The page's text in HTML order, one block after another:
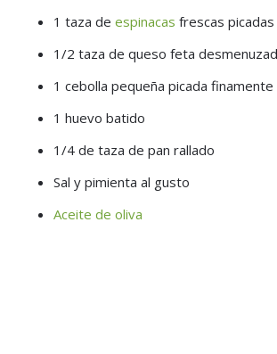
1 taza de espinacas frescas picadas
1/2 taza de queso feta
1 cebolla pequeña picada finamente
1 huevo batido
1/4 de taza de pan rallado
Sal y pimienta al gusto
Aceite de oliva